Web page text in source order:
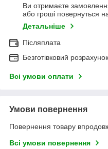
Ви отримаєте
або гроші повернуться
Детальніше
Післяплата
Безготівковий розрахунок
Всі умови оплати
Умови повернення
Повернення товару
Всі умови повернення